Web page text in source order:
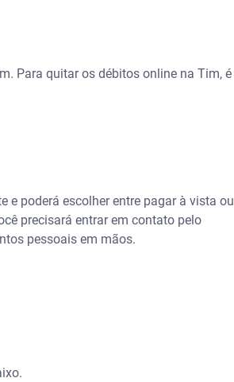
Para quitar os débitos online na Tim, é
e poderá escolher entre pagar à vista ou
precisará entrar em contato pelo
pessoais em mãos.